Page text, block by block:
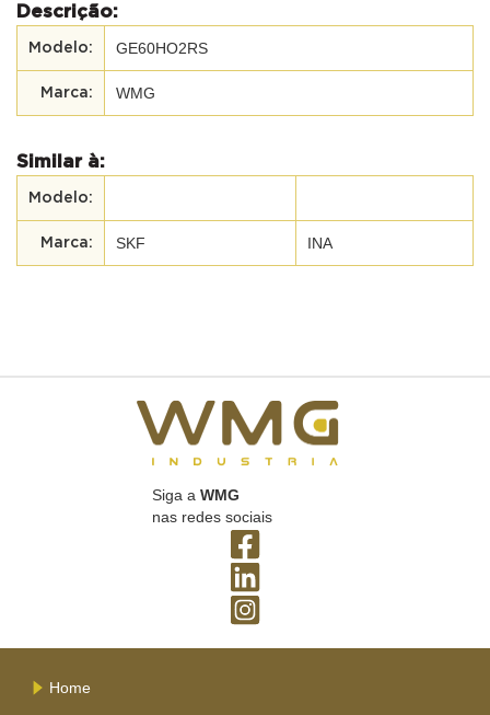
Descrição:
GE60HO2RS
WMG
Similar à:
SKF INA
Siga a WMG
nas redes sociais
Home